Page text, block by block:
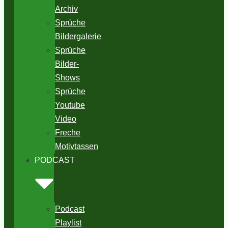
Archiv
Sprüche
Bildergalerie
Sprüche
Bilder-
Shows
Sprüche
Youtube
Video
Freche
Motivtassen
PODCAST
Podcast
Playlist